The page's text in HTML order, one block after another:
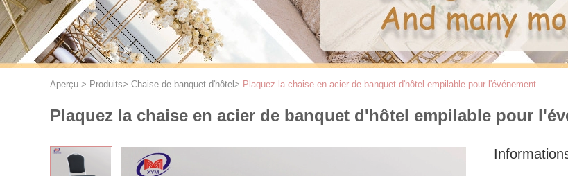
Aperçu > Produits> Chaise de banquet d'hôtel > Plaquez la chaise en acier de banquet d'hôtel empilable pour l'événement
Plaquez la chaise en acier de banquet d'hôtel empilable pour